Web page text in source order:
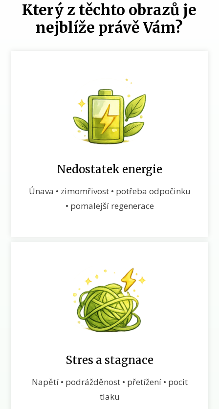
Který z těchto obrazů je
nejblíže právě Vám?
Nedostatek energie
Únava • zimomřivost • potřeba odpočinku
• pomalejší regenerace
Stres a stagnace
Napětí • podrážděnost • přetížení • pocit
tlaku